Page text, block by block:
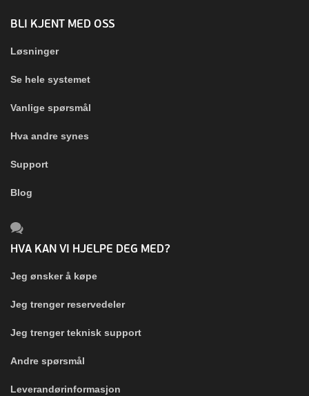
BLI KJENT MED OSS
Løsninger
Se hele systemet
Vanlige spørsmål
Hva andre synes
Support
Blog
HVA KAN VI HJELPE DEG MED?
Jeg ønsker å køpe
Jeg trenger reservedeler
Jeg trenger teknisk support
Andre spørsmål
Leverandørinformasjon